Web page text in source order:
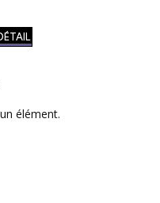
élément.